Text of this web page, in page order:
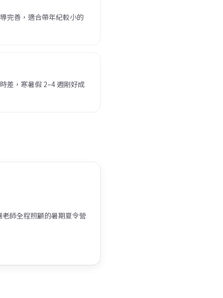
完善，適合帶年紀較小的
差，寒暑假 2–4 週剛好成
師全程照顧的暑期夏令營